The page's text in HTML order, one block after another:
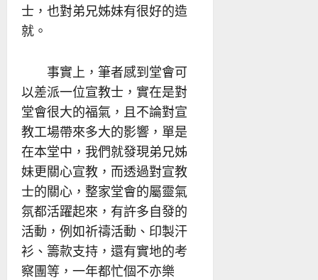
士，也對弟兄姊妹有很好的造
就。
事實上，筆者感到堂會可
以差派一位宣教士，實在是對
堂會很大的福氣，且不論對宣
教工場帶來多大的影響，單是
在本堂中，我們就發現弟兄姊
妹更關心宣教，而透過對宣教
士的關心，整家堂會的屬靈氣
氛都活躍起來，有許多自發的
活動，例如祈禱活動、印製汗
衫、籌款支持，還有實地的考
察團等，一年都忙個不亦樂